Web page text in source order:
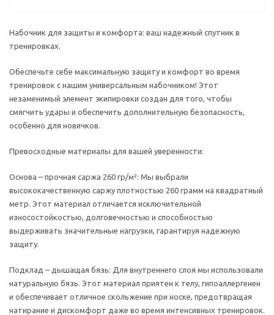
Набочник для защиты и комфорта: ваш надежный спутник в
тренировках.
Обеспечьте себе максимальную защиту и комфорт во время
тренировок с нашим универсальным набочником! Этот
незаменимый элемент экипировки создан для того, чтобы
смягчить удары и обеспечить дополнительную безопасность,
особенно для новичков.
Превосходные материалы для вашей уверенности:
Основа – прочная саржа 260 гр/м²: Мы выбрали
высококачественную саржу плотностью 260 грамм на квадратный
метр. Этот материал отличается исключительной
износостойкостью, долговечностью и способностью
выдерживать значительные нагрузки, гарантируя надежную
защиту.
Подклад – дышащая бязь: Для внутреннего слоя мы использовали
натуральную бязь. Этот материал приятен к телу, гипоаллергенен
и обеспечивает отличное скольжение при носке, предотвращая
натирание и дискомфорт даже во время интенсивных тренировок.